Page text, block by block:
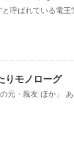
呼ばれている電
りモノローグ
元・親友 ほか」